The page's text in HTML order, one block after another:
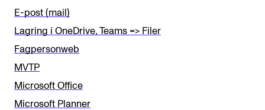
s
f
i
e
l
d
E-post (mail)
Lagring i OneDrive, Teams => Filer
Fagpersonweb
MVTP
Microsoft Office
Microsoft Planner